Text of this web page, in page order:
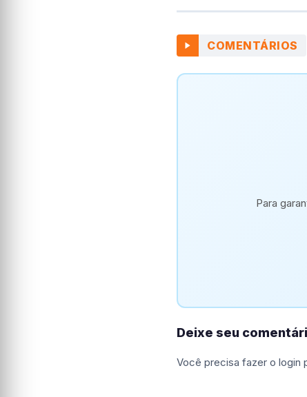
COMENTÁRIOS
Para
Deixe seu
Você precisa fazer o login